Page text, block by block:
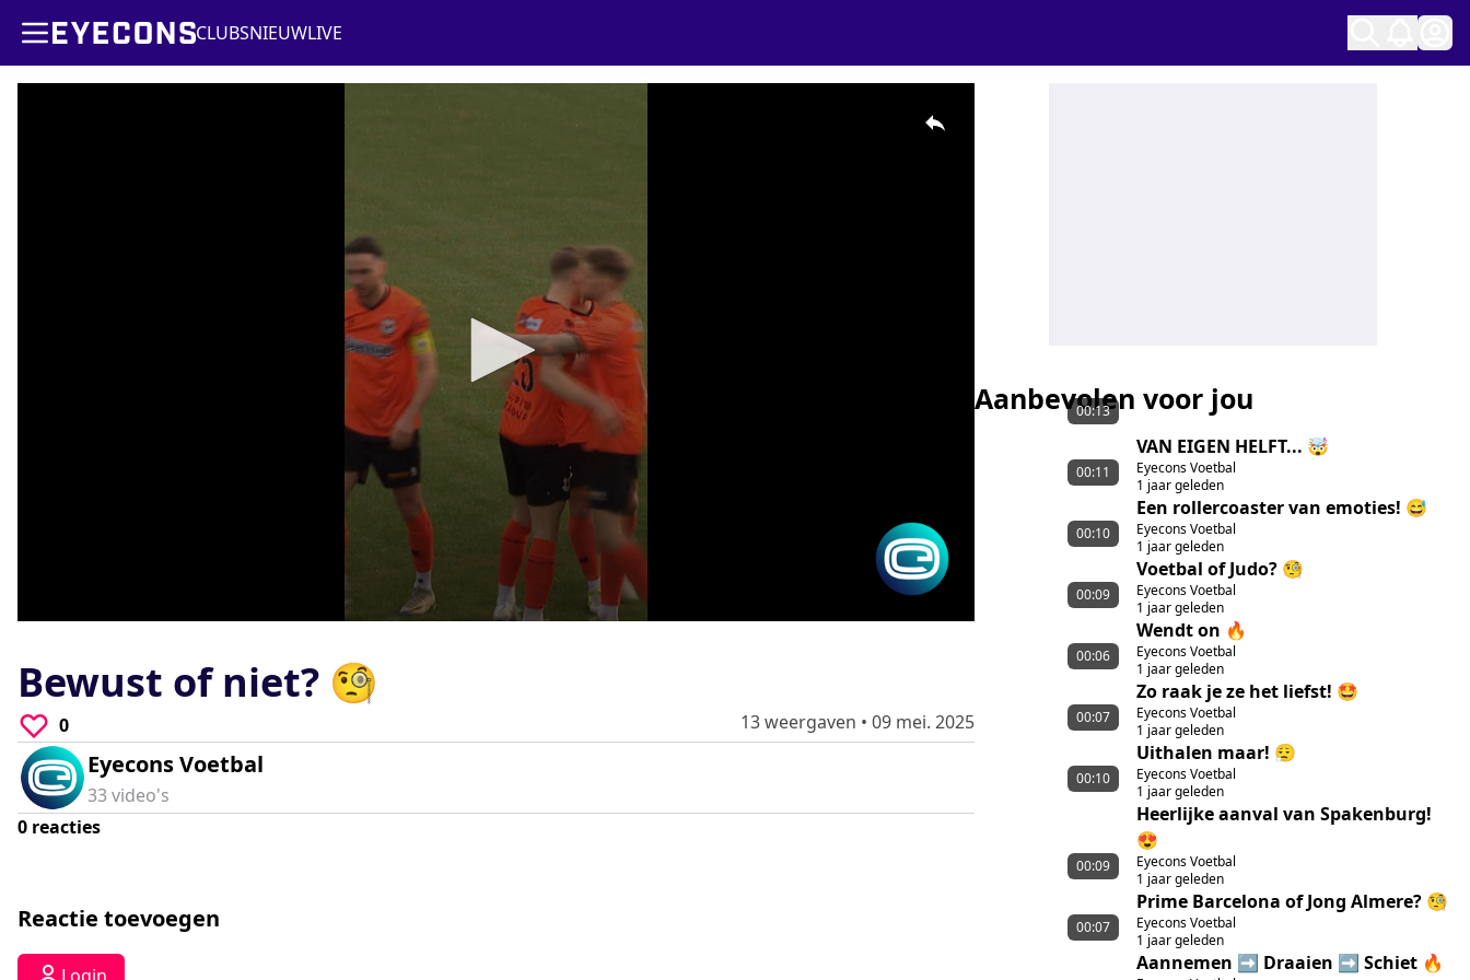
CLUBSNIEUWLIVE
seconds Volume
90%
Bewust of niet? 🧐
0 13 weergaven • 09 mei. 2025
Eyecons Voetbal
33 video's
0 reacties
Reactie toevoegen
Aanbevolen voor jou
00:13
VAN EIGEN HELFT... 🤯
Eyecons Voetbal
1 jaar geleden
00:11
Een rollercoaster van emoties! 😅
Eyecons Voetbal
1 jaar geleden
00:10
Voetbal of Judo? 🧐
Eyecons Voetbal
1 jaar geleden
00:09
Wendt on 🔥
Eyecons Voetbal
1 jaar geleden
00:06
Zo raak je ze het liefst! 🤩
Eyecons Voetbal
1 jaar geleden
00:07
Uithalen maar! 😮‍💨
Eyecons Voetbal
1 jaar geleden
00:10
Heerlijke aanval van Spakenburg!
😍
Eyecons Voetbal
1 jaar geleden
00:09
Prime Barcelona of Jong Almere? 🧐
Eyecons Voetbal
1 jaar geleden
00:07
Aannemen ➡️ Draaien ➡️ Schiet 🔥